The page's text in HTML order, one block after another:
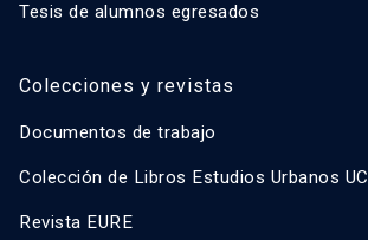
Tesis de alumnos egresados
Colecciones y revistas
Documentos de trabajo
Colección de Libros Estudios Urbanos UC
Revista EURE